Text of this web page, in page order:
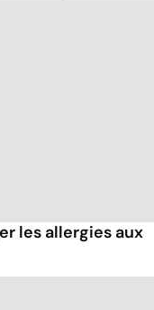
les allergies aux